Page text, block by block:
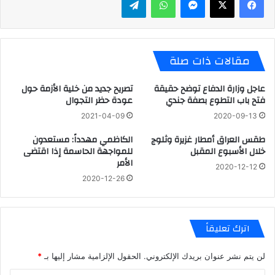
مقالات ذات صلة
عاجل وزارة الدفاع توضح حقيقة
فتح باب التطوع بصفة جندي
2020-09-13
تصريح جديد من خلية الأزمة حول
عودة حظر التجوال
2021-04-09
طقس العراق أمطار غزيرة وثلوج
خلال الأسبوع المقبل
2020-12-12
الكاظمي مهدداً: مستعدون
للمواجهة الحاسمة إذا اقتضى
الأمر
2020-12-26
اترك تعليقاً
لن يتم نشر عنوان بريدك الإلكتروني. الحقول الإلزامية مشار إليها بـ *